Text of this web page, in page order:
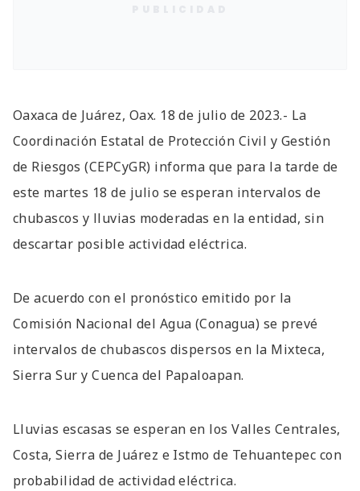
Oaxaca de Juárez, Oax. 18 de julio de 2023.- La
Coordinación Estatal de Protección Civil y Gestión
de Riesgos (CEPCyGR) informa que para la tarde de
este martes 18 de julio se esperan intervalos de
chubascos y lluvias moderadas en la entidad, sin
descartar posible actividad eléctrica.
De acuerdo con el pronóstico emitido por la
Comisión Nacional del Agua (Conagua) se prevé
intervalos de chubascos dispersos en la Mixteca,
Sierra Sur y Cuenca del Papaloapan.
Lluvias escasas se esperan en los Valles Centrales,
Costa, Sierra de Juárez e Istmo de Tehuantepec con
probabilidad de actividad eléctrica.